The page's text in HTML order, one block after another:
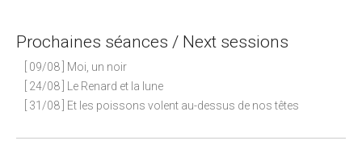
Prochaines séances / Next sessions
[ 09/08 ] Moi, un noir
[ 24/08 ] Le Renard et la lune
[ 31/08 ] Et les poissons volent au-dessus de nos têtes